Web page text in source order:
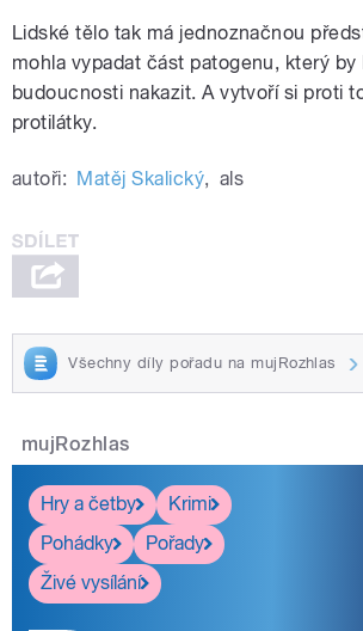
Lidské tělo tak má jednoznačnou
mohla vypadat část patogenu, který by
budoucnosti nakazit. A vytvoří si proti
protilátky.
autoři: Matěj Skalický, als
Všechny díly pořadu na mujRozhlas
mujRozhlas
Hry a četby
Krimi
Pohádky
Pořady
Živé vysílání